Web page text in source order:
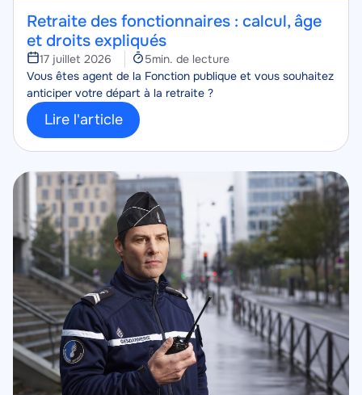
Retraite des fonctionnaires : calcul, âge
et droits expliqués
17 juillet 2026
Temps
de
lecture
5min. de lecture
Corps
Vous êtes agent de la Fonction publique et vous souhaitez
anticiper votre départ à la retraite ?
Lire l'article
Image
Image